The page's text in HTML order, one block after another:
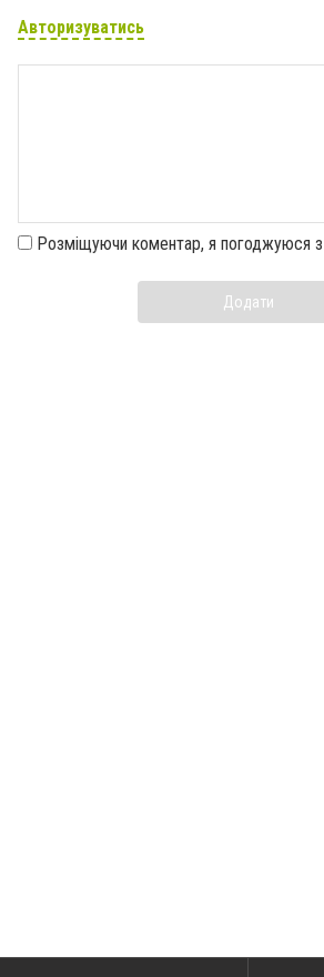
Авторизуватись
Розміщуючи коментар, я погоджуюся з
Додати